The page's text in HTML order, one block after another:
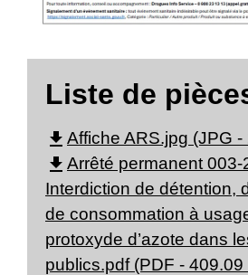
Liste de
file_download Affiche ARS.jpg (JPG
file_download Arrêté permanent 003-
Interdiction de détention,
de consommation à
protoxyde d’azote dans
publics.pdf (PDF - 409.09